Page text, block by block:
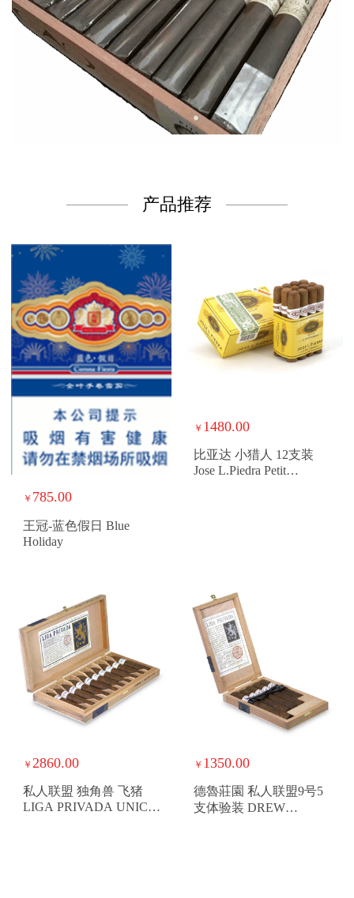
产品推荐
￥ 785.00
王冠-蓝色假日 Blue
Holiday
￥ 1480.00
比亚达 小猎人 12支装
Jose L.Piedra Petit
￥ 2860.00
私人联盟 独角兽 飞猪
LIGA PRIVADA UNICO
￥ 1350.00
德魯莊園 私人联盟9号5
支体验装 DREW